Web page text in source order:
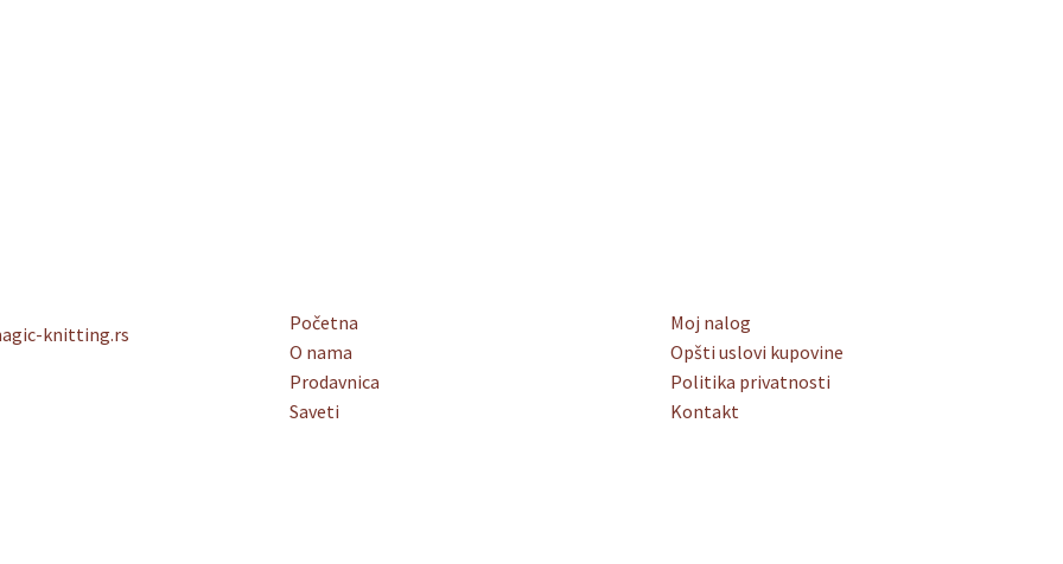
knitting.rs
Početna
O nama
Prodavnica
Saveti
Moj nalog
Opšti uslovi kupovine
Politika privatnosti
Kontakt